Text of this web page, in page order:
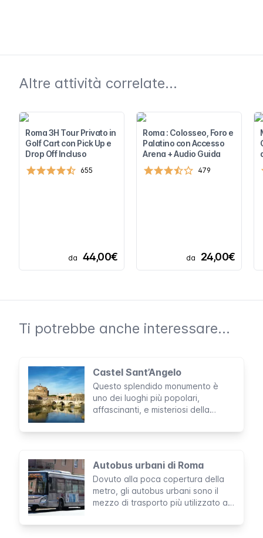
Altre attività correlate...
Roma 3H Tour Privato in
Golf Cart con Pick Up e
Drop Off Incluso
655
da 44,00€
Roma : Colosseo, Foro e
Palatino con Accesso
Arena + Audio Guida
479
da 24,00€
Ti potrebbe anche interessare...
Castel Sant’Angelo
Questo splendido monumento è
uno dei luoghi più popolari,
affascinanti, e misteriosi della
sguardo alla sua storia è possibile
macabra.
Autobus urbani di Roma
Dovuto alla poca copertura della
metro, gli autobus urbani sono il
mezzo di trasporto più utilizzato a
debba prendere un autobus